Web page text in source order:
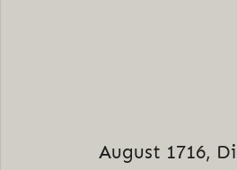
August 1716,